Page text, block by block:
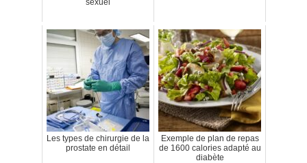
Les types de chirurgie de la
prostate en détail
Exemple de plan de repas
de 1600 calories adapté au
diabète